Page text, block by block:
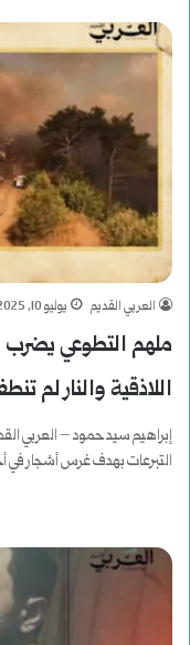
العربي القديم يوليو 10, 2025
ملهم التطوعي
اللاذقية والنار لم
إبراهيم سيد حمود – العربي
التبرعات بهدف غرس أشجار في